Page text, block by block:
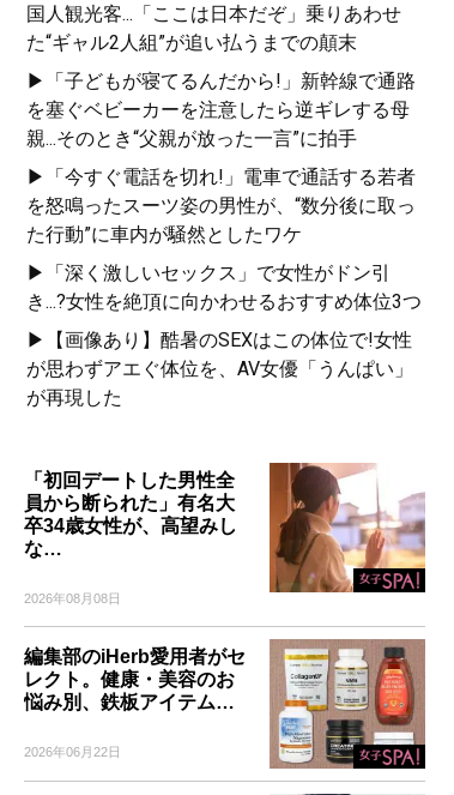
国人観光客...「ここは日本だぞ」乗りあわせ
た“ギャル2人組”が追い払うまでの顛末
▶「子どもが寝てるんだから!」新幹線で通路
を塞ぐベビーカーを注意したら逆ギレする母
親...そのとき“父親が放った一言”に拍手
▶「今すぐ電話を切れ!」電車で通話する若者
を怒鳴ったスーツ姿の男性が、“数分後に取っ
た行動”に車内が騒然としたワケ
▶「深く激しいセックス」で女性がドン引
き...?女性を絶頂に向かわせるおすすめ体位3つ
▶【画像あり】酷暑のSEXはこの体位で!女性
が思わずアエぐ体位を、AV女優「うんぱい」
が再現した
「初回デートした男性全
員から断られた」有名大
卒34歳女性が、高望みし
な…
2026年08月08日
編集部のiHerb愛用者がセ
レクト。健康・美容のお
悩み別、鉄板アイテム…
2026年06月22日